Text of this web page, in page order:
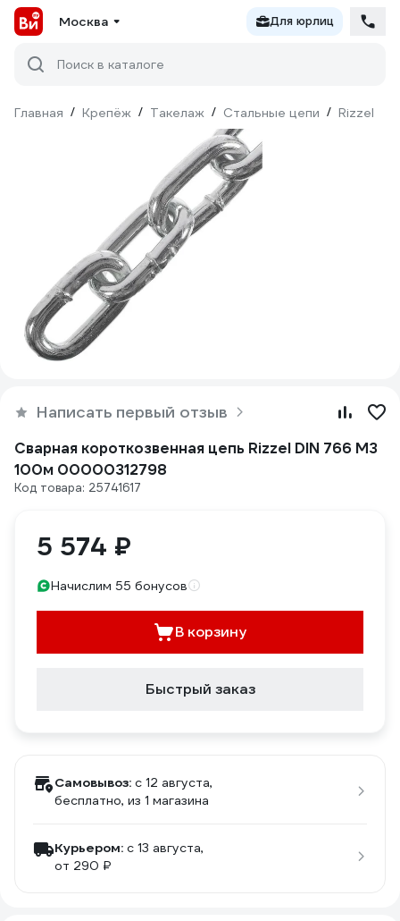
Москва Для юрлиц
Поиск в каталоге
Главная / Крепёж / Такелаж / Стальные цепи / Rizzel
Написать первый отзыв
Сварная короткозвенная цепь Rizzel DIN 766 М3
100м 00000312798
Код товара: 25741617
5 574 ₽
Начислим 55 бонусов
В корзину
Быстрый заказ
Самовывоз: c 12 августа,
бесплатно, из 1 магазина
Курьером: c 13 августа,
от 290 ₽